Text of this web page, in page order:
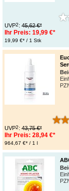
UVP2: 45,62 €*
Ihr Preis: 19,99 €*
19,99 €* / 1 Stk
UVP2: 43,75 €*
Ihr Preis: 28,94 €*
964,67 €* / 1 l